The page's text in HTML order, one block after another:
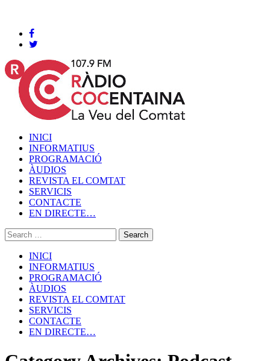
INICI
INFORMATIUS
PROGRAMACIÓ
ÀUDIOS
REVISTA EL COMTAT
SERVICIS
CONTACTE
EN DIRECTE…
INICI
INFORMATIUS
PROGRAMACIÓ
ÀUDIOS
REVISTA EL COMTAT
SERVICIS
CONTACTE
EN DIRECTE…